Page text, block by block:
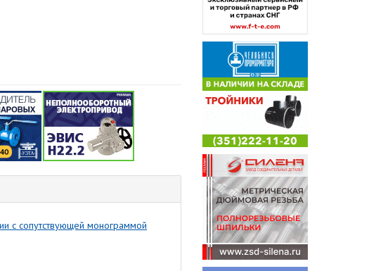
с сопутствующей монограммой